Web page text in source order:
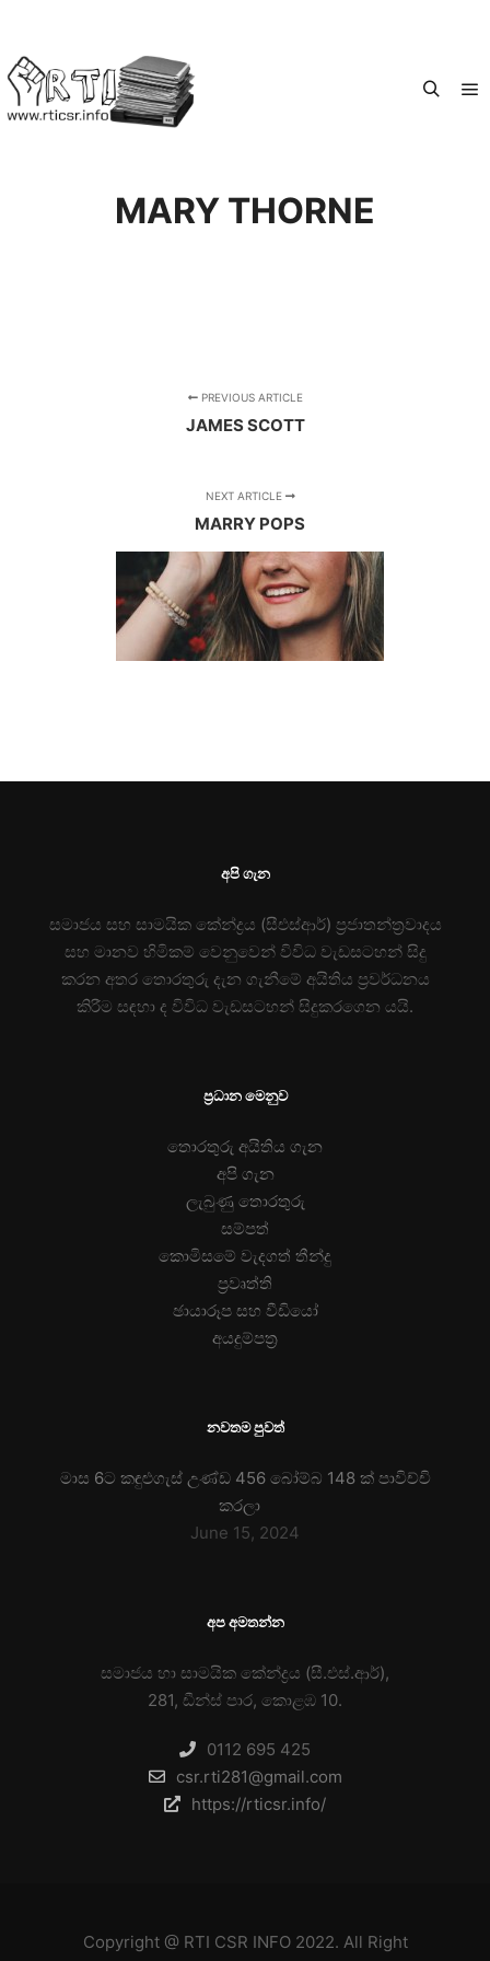
MARY THORNE
PREVIOUS ARTICLE
JAMES SCOTT
NEXT ARTICLE
MARRY POPS
අපි ගැන
සමාජය සහ සාමයික කේන්ද්‍රය (සීඑස්ආර්) ප්‍රජාතන්ත්‍රවාදය
සහ මානව හිමිකම් වෙනුවෙන් විවිධ වැඩසටහන් සිදු
කරන අතර තොරතුරු දැන ගැනීමේ අයිතිය ප්‍රවර්ධනය
කිරීම සඳහා ද විවිධ වැඩසටහන් සිදුකරගෙන යයි.
ප්‍රධාන මෙනුව
තොරතුරු අයිතිය ගැන
අපි ගැන
ලැබුණු තොරතුරු
සම්පත්
කොමිසමේ වැදගත් තීන්දු
ප්‍රවෘත්ති
ඡායාරූප සහ වීඩියෝ
අයදුම්පත්‍ර
නවතම පුවත්
මාස 6ට කඳුළුගැස් උණ්ඩ 456 බෝම්බ 148 ක් පාවිච්චි
කරලා
June 15, 2024
අප අමතන්න
සමාජය හා සාමයික කේන්ද්‍රය (සී.එස්.ආර්),
281, ඩීන්ස් පාර, කොළඹ 10.
0112 695 425
csr.rti281@gmail.com
https://rticsr.info/
Copyright @ RTI CSR INFO2022. All Right